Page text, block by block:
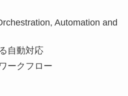
Automation and
自動対応
ークフロー